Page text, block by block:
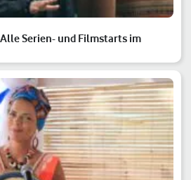
Serien- und Filmstarts im